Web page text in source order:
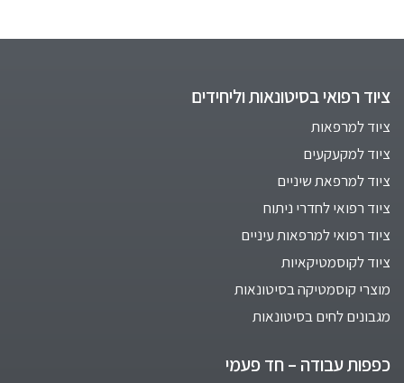
ציוד רפואי בסיטונאות וליחידים
ציוד למרפאות
ציוד למקעקעים
ציוד למרפאת שיניים
ציוד רפואי לחדרי ניתוח
ציוד רפואי למרפאות עיניים
ציוד לקוסמטיקאיות
מוצרי קוסמטיקה בסיטונאות
מגבונים לחים בסיטונאות
כפפות עבודה – חד פעמי